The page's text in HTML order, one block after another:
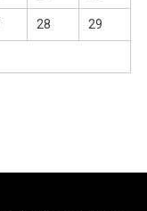
28 29